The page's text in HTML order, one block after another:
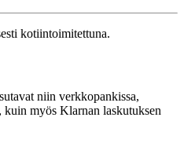
kotiintoimitettuna.
niin verkkopankissa,
myös Klarnan laskutuksen